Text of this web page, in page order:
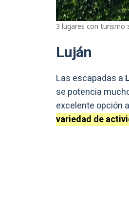
3 lugares con turismo
Luján
Las escapadas a
se potencia
excelente opción
variedad de